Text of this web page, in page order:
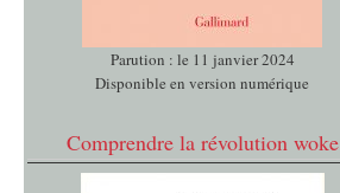
Parution : le 11 janvier 2024
Disponible en version numérique
Comprendre la révolution woke